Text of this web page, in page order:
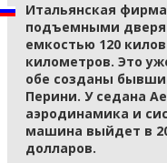
Итальянская
подъемными
емкостью 120
километров. Это
обе созданы
Перини. У седана
аэродинамика и
машина выйдет в
долларов.